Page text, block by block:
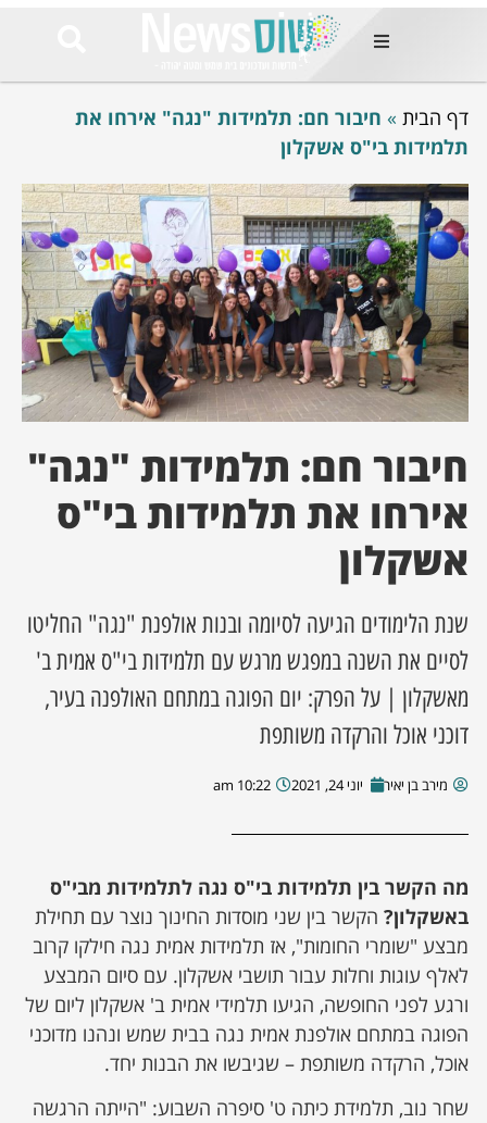
החמות
בימים
באזור
Et
odio
mauris, wisi
tortor
feugiat
ultricies
Congue
luctus, quam
mi
מסע מלחמה
מקומית
דף הבית » חיבור חם: תלמידות "נגה" אירחו את
תלמידות בי"ס אשקלון
חיבור חם: תלמידות "נגה"
אירחו את תלמידות בי"ס
אשקלון
שנת הלימודים הגיעה לסיומה ובנות אולפנת "נגה" החליטו
לסיים את השנה במפגש מרגש עם תלמידות בי"ס אמית ב'
מאשקלון | על הפרק: יום הפוגה במתחם האולפנה בעיר,
דוכני אוכל והרקדה משותפת
מירב בן יאיר יוני 24, 2021 10:22 am
מה הקשר בין תלמידות בי"ס נגה לתלמידות מבי"ס
באשקלון? הקשר בין שני מוסדות החינוך נוצר עם תחילת
מבצע "שומרי החומות", אז תלמידות אמית נגה חילקו קרוב
לאלף עוגות וחלות עבור תושבי אשקלון. עם סיום המבצע
ורגע לפני החופשה, הגיעו תלמידי אמית ב' אשקלון ליום של
הפוגה במתחם אולפנת אמית נגה בבית שמש ונהנו מדוכני
אוכל, הרקדה משותפת – שגיבשו את הבנות יחד.
שחר נוב, תלמידת כיתה ט' סיפרה השבוע: "הייתה הרגשה